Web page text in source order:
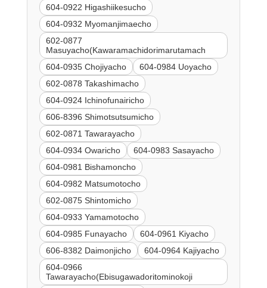
604-0922 Higashiikesucho
604-0932 Myomanjimaecho
602-0877
Masuyacho(Kawaramachidorimarutamach
604-0935 Chojiyacho
604-0984 Uoyacho
602-0878 Takashimacho
604-0924 Ichinofunairicho
606-8396 Shimotsutsumicho
602-0871 Tawarayacho
604-0934 Owaricho
604-0983 Sasayacho
604-0981 Bishamoncho
604-0982 Matsumotocho
602-0875 Shintomicho
604-0933 Yamamotocho
604-0985 Funayacho
604-0961 Kiyacho
606-8382 Daimonjicho
604-0964 Kajiyacho
604-0966
Tawarayacho(Ebisugawadoritominokoji